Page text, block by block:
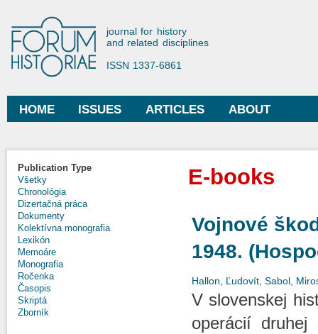
Forum Historiae
journal for history
and related disciplines
ISSN 1337-6861
Main menu
HOME ISSUES ARTICLES ABOUT
Publication Type
Všetky
Chronológia
Dizertačná práca
Dokumenty
Kolektívna monografia
Lexikón
Memoáre
Monografia
Ročenka
Časopis
Skriptá
Zborník
E-books
Vojnové
1948.
Hallon, Ľudovít Sabol,
V slovenskej
operácií